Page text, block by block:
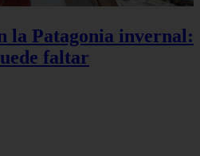
la Patagonia invernal:
faltar